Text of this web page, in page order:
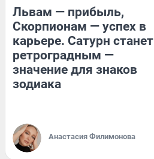
Львам — прибыль,
Скорпионам — успех в
карьере. Сатурн станет
ретроградным —
значение для знаков
зодиака
Анастасия Филимонова